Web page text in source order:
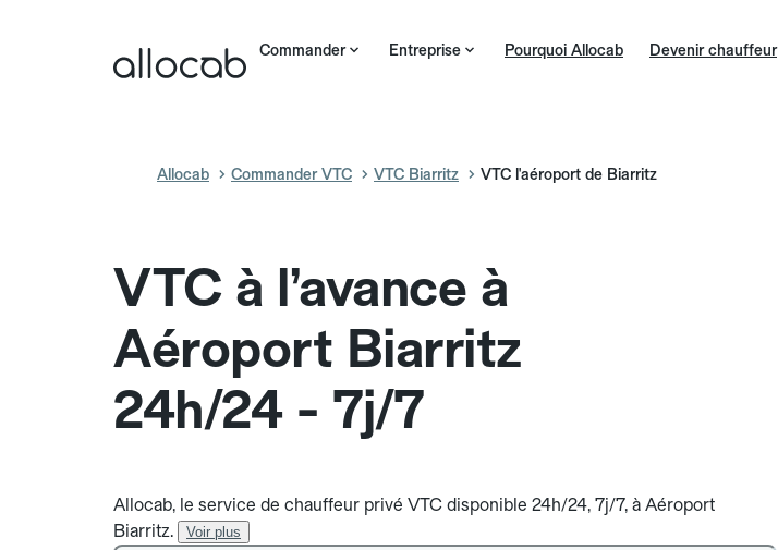
Commander Entreprise Pourquoi Allocab Devenir chauffeur
Allocab Commander VTC VTC Biarritz VTC l'aéroport de Biarritz
VTC à l’avance à
Aéroport Biarritz
24h/24 - 7j/7
Allocab, le service de chauffeur privé VTC disponible 24h/24, 7j/7, à Aéroport
Biarritz.
Voir plus